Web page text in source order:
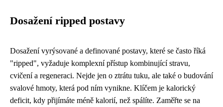
Dosažení ripped postavy
Dosažení vyrýsované a definované postavy, které se často říká
"ripped", vyžaduje komplexní přístup kombinující stravu,
cvičení a regeneraci. Nejde jen o ztrátu tuku, ale také o budování
svalové hmoty, která pod ním vynikne. Klíčem je kalorický
deficit, kdy přijímáte méně kalorií, než spálíte. Zaměřte se na